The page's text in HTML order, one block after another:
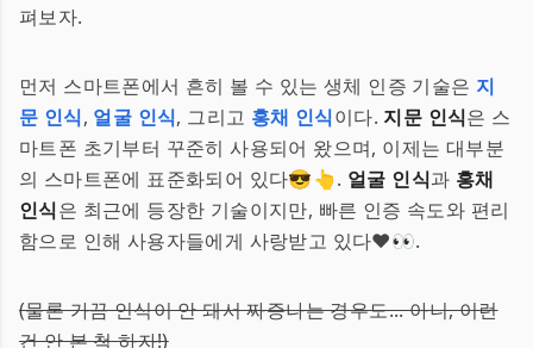
펴보자.
먼저 스마트폰에서 흔히 볼 수 있는 생체 인증 기술은 지
문 인식, 얼굴 인식, 그리고 홍채 인식이다. 지문 인식은 스
마트폰 초기부터 꾸준히 사용되어 왔으며, 이제는 대부분
의 스마트폰에 표준화되어 있다😎👆. 얼굴 인식과 홍채
인식은 최근에 등장한 기술이지만, 빠른 인증 속도와 편리
함으로 인해 사용자들에게 사랑받고 있다❤️👀.
(물론 가끔 인식이 안 돼서 짜증나는 경우도... 아니, 이런
건 안 본 척 하자!)